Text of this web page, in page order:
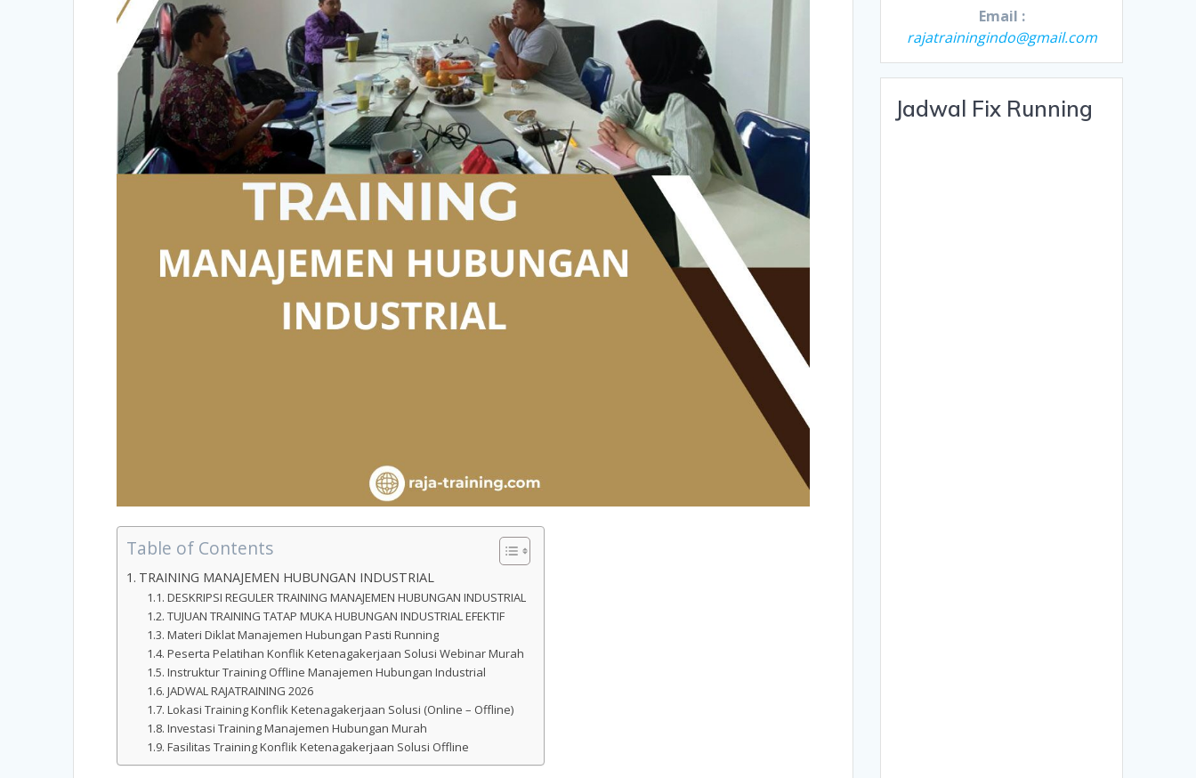
Table of Contents
TRAINING MANAJEMEN HUBUNGAN INDUSTRIAL
DESKRIPSI REGULER TRAINING MANAJEMEN HUBUNGAN INDUSTRIAL
TUJUAN TRAINING TATAP MUKA HUBUNGAN INDUSTRIAL EFEKTIF
Materi Diklat Manajemen Hubungan Pasti Running
Peserta Pelatihan Konflik Ketenagakerjaan Solusi Webinar Murah
Instruktur Training Offline Manajemen Hubungan Industrial
JADWAL RAJATRAINING 2026
Lokasi Training Konflik Ketenagakerjaan Solusi (Online – Offline)
Investasi Training Manajemen Hubungan Murah
Fasilitas Training Konflik Ketenagakerjaan Solusi Offline
Email :
rajatrainingindo@gmail.com
Jadwal Fix Running